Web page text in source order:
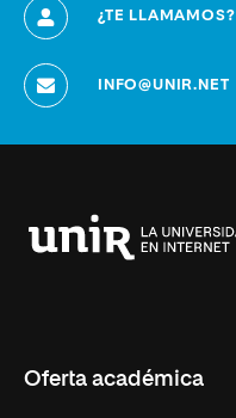
¿TE LLAMAMOS?
INFO@UNIR.NET
Oferta académica